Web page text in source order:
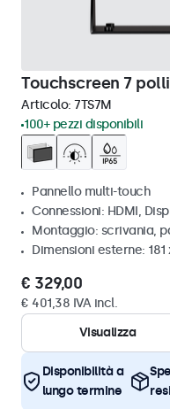
Touchscreen 7
Articolo: 7TS7M
100+ pezzi disponibili
Pannello multi-touch
Connessioni: HDMI,
Montaggio: scrivania,
Dimensioni esterne: 181
€ 329,00
€ 401,38 IVA incl.
Visualizza
Disponibilità a
lungo termine